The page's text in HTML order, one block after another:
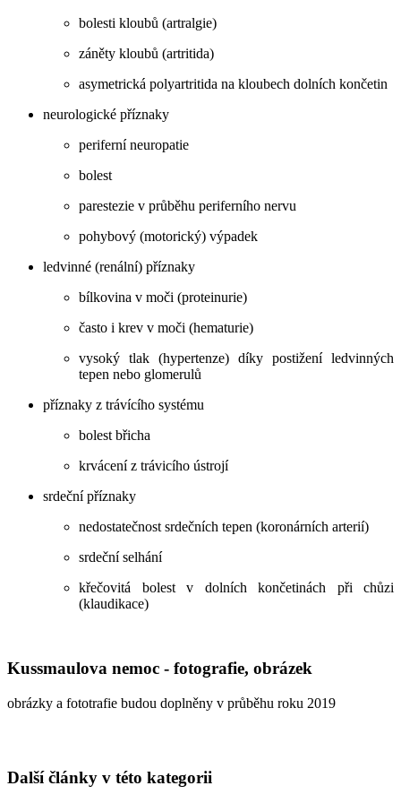
bolesti kloubů (artralgie)
záněty kloubů (artritida)
asymetrická polyartritida na kloubech dolních končetin
neurologické příznaky
periferní neuropatie
bolest
parestezie v průběhu periferního nervu
pohybový (motorický) výpadek
ledvinné (renální) příznaky
bílkovina v moči (proteinurie)
často i krev v moči (hematurie)
vysoký tlak (hypertenze) díky postižení ledvinných
tepen nebo glomerulů
příznaky z trávícího systému
bolest břicha
krvácení z trávicího ústrojí
srdeční příznaky
nedostatečnost srdečních tepen (koronárních arterií)
srdeční selhání
křečovitá bolest v dolních končetinách při chůzi
(klaudikace)
Kussmaulova nemoc - fotografie, obrázek
obrázky a fototrafie budou doplněny v průběhu roku 2019
Další články v této kategorii